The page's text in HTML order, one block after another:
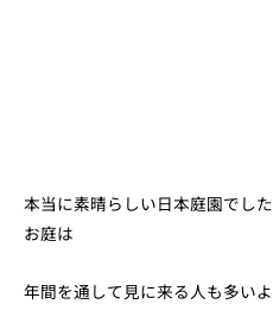
本当に素晴らしい日本庭園でし
お庭は
年間を通して見に来る人も多い